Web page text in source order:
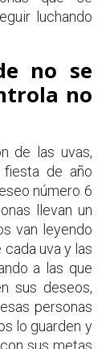
luchando
no se
no
de las uvas,
de año
número 6
llevan un
van leyendo
uva y las
a las que
sus deseos,
personas
lo guarden y
sus metas